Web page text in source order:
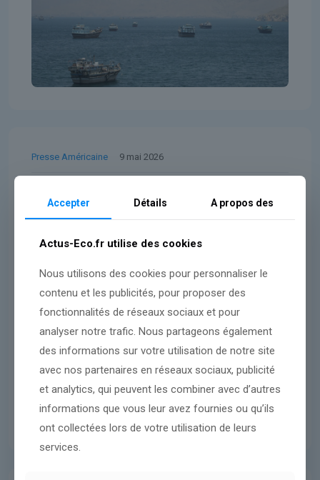
Presse Américaine 9 mai 2026
cotation à la Bourse de Londres
Accepter Détails A propos des
Actus-Eco.fr utilise des cookies
Nous utilisons des cookies pour personnaliser le
contenu et les publicités, pour proposer des
fonctionnalités de réseaux sociaux et pour
analyser notre trafic. Nous partageons également
des informations sur votre utilisation de notre site
avec nos partenaires en réseaux sociaux, publicité
et analytics, qui peuvent les combiner avec d’autres
informations que vous leur avez fournies ou qu’ils
ont collectées lors de votre utilisation de leurs
services.